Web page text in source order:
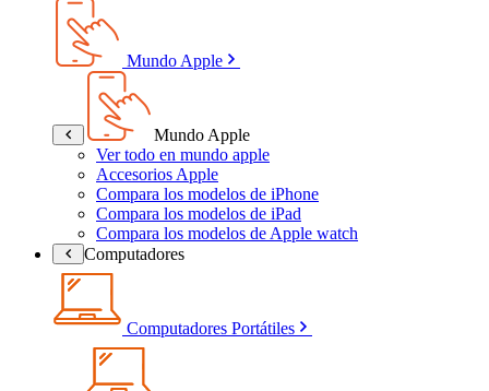
Mundo Apple
Mundo Apple
Ver todo en mundo apple
Accesorios Apple
Compara los modelos de iPhone
Compara los modelos de iPad
Compara los modelos de Apple watch
Computadores
Computadores Portátiles